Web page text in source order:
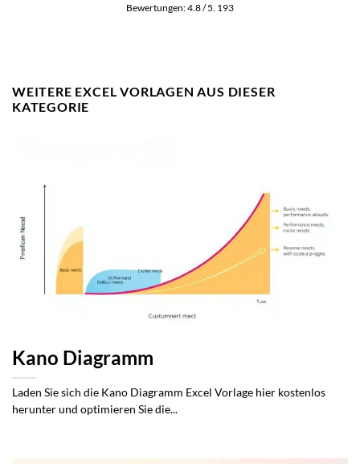
Bewertungen:4.8/ 5. 193
WEITERE EXCEL VORLAGEN AUS DIESER
KATEGORIE
Kano Diagramm
Laden Sie sich die Kano Diagramm Excel Vorlage hier kostenlos
herunter und optimieren Sie die...